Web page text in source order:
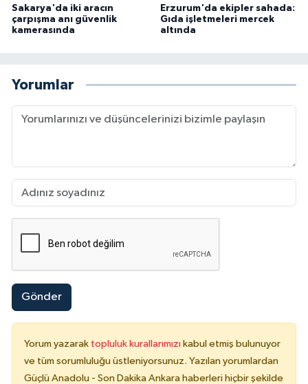
Sakarya'da iki aracın
çarpışma anı güvenlik
kamerasında
Erzurum'da ekipler sahada:
Gıda işletmeleri mercek
altında
Yorumlar
Gönder
Yorum yazarak topluluk kurallarımızı kabul etmiş bulunuyor
ve tüm sorumluluğu üstleniyorsunuz. Yazılan yorumlardan
Güçlü Anadolu - Son Dakika Ankara haberleri hiçbir şekilde